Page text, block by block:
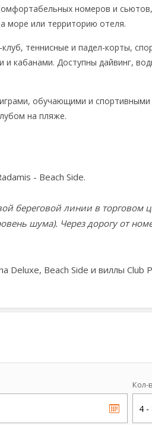
номеров и
море или территорию отеля.
теннисные и падел-корты,
кабанами. Доступны дайвинг,
обучающими и
на пляже.
- Beach Side.
береговой линии в торговом
шума). Через дорогу от
Deluxe, Beach Side и виллы Club
Кол-
4 -